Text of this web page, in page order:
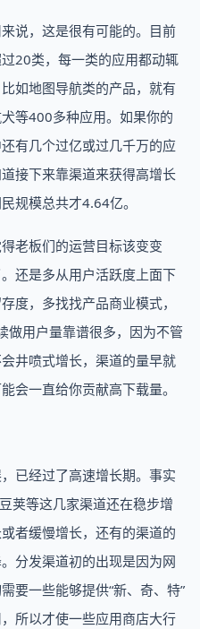
说，这是很有可能的。目前
20类，每一类的应用都动辄
如地图导航类的产品，就有
等400多种应用。如果你的
有几个过亿或过几千万的应
接下来靠渠道来获得高增长
规模总共才4.64亿。
老板们的运营目标该变变
还是多从用户活跃度上面下
度，多找找产品商业模式，
做用户量靠谱很多，因为不管
井喷式增长，渠道的量早就
会一直给你贡献高下载量。
已经过了高速增长期。事实
荚等这几家渠道还在稳步增
者缓慢增长，还有的渠道的
分发渠道初的出现是因为网
要一些能够提供“新、奇、特”
所以才使一些应用商店大行